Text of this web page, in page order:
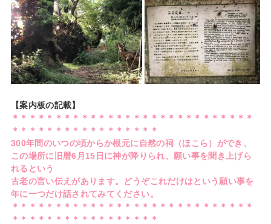
【案内板の記載】
＊＊＊＊＊＊＊＊＊＊＊＊＊＊＊＊＊＊＊＊＊＊＊＊＊＊＊＊
＊＊＊＊＊＊＊＊＊＊＊＊＊＊＊＊＊
300年間のいつの頃からか根元に自然の祠（ほこら）ができ、
この場所に旧暦6月15日に神が降りられ、願い事を聞き上げら
れるという
古老の言い伝えがあります。どうぞこれだけはという願い事を
年に一つだけ話されてみてください。
＊＊＊＊＊＊＊＊＊＊＊＊＊＊＊＊＊＊＊＊＊＊＊＊＊＊＊＊
＊＊＊＊＊＊＊＊＊＊＊＊＊＊＊＊＊